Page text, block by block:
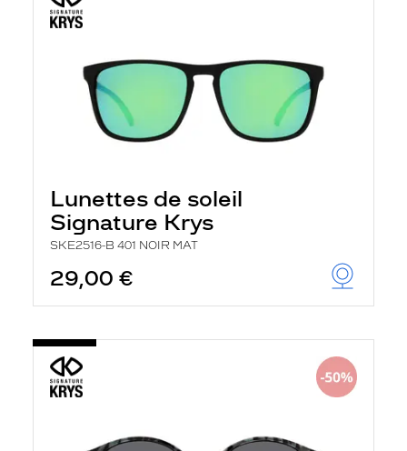
Lunettes de soleil
Signature Krys
SKE2516-B 401 NOIR MAT
29,00 €